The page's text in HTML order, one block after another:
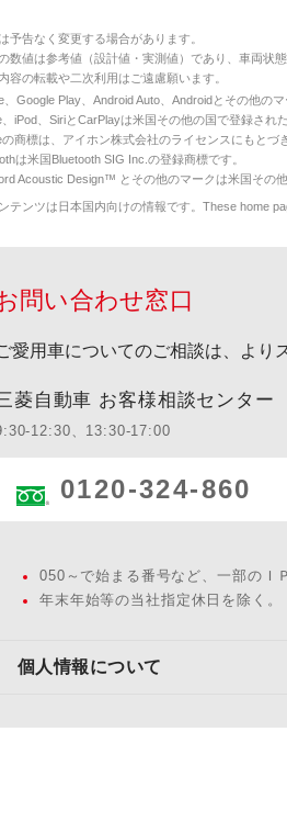
予告なく変更する場合があります。
数値は参考値（設計値・実測値）であり、車両状
容の転載や二次利用はご遠慮願います。
、Google Play、Android Auto、Androidとその他の
、iPod、SiriとCarPlayは米国その他の国で登録され
の商標は、アイホン株式会社のライセンスにもとづ
は米国Bluetooth SIG Inc.の登録商標です。
Acoustic Design™ とその他のマークは米国その
テンツは日本国内向けの情報です。These home
問い合わせ窓口
愛用車についてのご相談は、より
菱自動車 お客様相談センター
12:30、13:30-17:00
0120-324-860
050～で始まる番号など、一部のＩ
年末年始等の当社指定休日を除く。
個人情報について